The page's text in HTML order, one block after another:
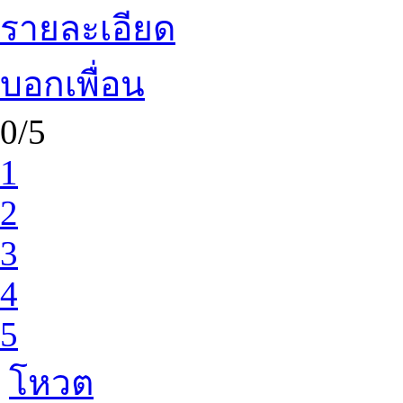
รายละเอียด
บอกเพื่อน
0/5
1
2
3
4
5
โหวต